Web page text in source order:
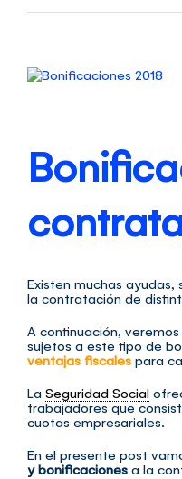
Ver
imagen
Existen muchas ayudas,
la contratación de
A continuación,
sujetos a este tipo de
ventajas fiscales para
La Seguridad Social
trabajadores que
cuotas empresariales.
En el presente post
y bonificaciones a la